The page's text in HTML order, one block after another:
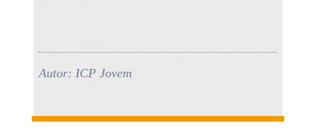
Autor: ICP Jovem